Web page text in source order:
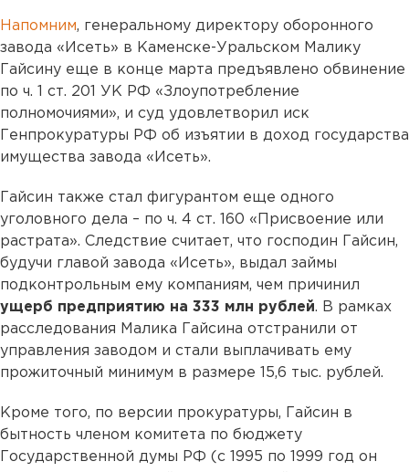
Напомним, генеральному директору оборонного
завода «Исеть» в Каменске-Уральском Малику
Гайсину еще в конце марта предъявлено обвинение
по ч. 1 ст. 201 УК РФ «Злоупотребление
полномочиями», и суд удовлетворил иск
Генпрокуратуры РФ об изъятии в доход государства
имущества завода «Исеть».
Гайсин также стал фигурантом еще одного
уголовного дела – по ч. 4 ст. 160 «Присвоение или
растрата». Следствие считает, что господин Гайсин,
будучи главой завода «Исеть», выдал займы
подконтрольным ему компаниям, чем причинил
ущерб предприятию на 333 млн рублей. В рамках
расследования Малика Гайсина отстранили от
управления заводом и стали выплачивать ему
прожиточный минимум в размере 15,6 тыс. рублей.
Кроме того, по версии прокуратуры, Гайсин в
бытность членом комитета по бюджету
Государственной думы РФ (с 1995 по 1999 год он